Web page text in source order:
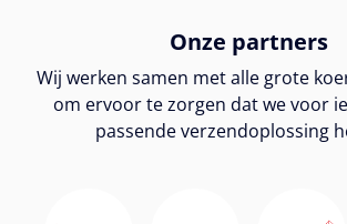
Onze partners
Wij werken samen met alle grote
om ervoor te zorgen dat we voor
passende verzendoplossing